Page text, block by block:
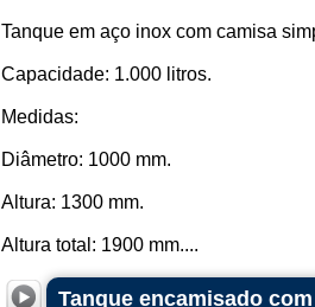
Tanque em aço inox com camisa
Capacidade: 1.000 litros.
Medidas:
Diâmetro: 1000 mm.
Altura: 1300 mm.
Altura total: 1900 mm....
Tanque encamisado